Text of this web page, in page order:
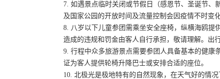
7. 如遇景点临时关闭或节假日（感恩节、圣诞节
及国家公园的开放时间及流量控制会因疫情不时变
8. 八岁以下儿童参团需乘坐安全座椅，纵横海鸥提
造成的违规和罚金由客人自行承担，敬请理解。出
9. 行程中众多旅游景点需要参团人具备基本的健
证为客人提供轮椅升降巴士或安排合适的座位。
10. 北极光是极地特有的自然现象，在天气好的情